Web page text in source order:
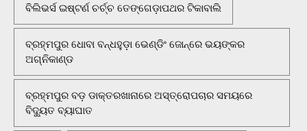
ବିଲିଭର୍ସ ଇଷ୍ଟର୍ଣ ଚର୍ଚ୍ଚ ତେଙ୍ଗେଡ଼ାପଥର ଟିକାବାଲି
ବ୍ରହ୍ମପୁର ଧୋବା ବନ୍ଧହୁଡ଼ା ଭେଣ୍ଡିଂ ଜୋନ୍‌ରେ ଭୟଙ୍କର
ଅଗ୍ନିକାଣ୍ଡ
ବ୍ରହ୍ମପୁର ବଡ଼ ଡାକ୍ତରଖାନାରେ ଅସ୍ତ୍ରୋପଚାର ସମୟରେ
ବିଦ୍ୟୁତ ବ୍ୟାଘାତ